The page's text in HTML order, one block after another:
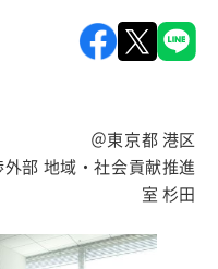
＠東京都 港区
部 地域・社会貢献推進
室 杉田